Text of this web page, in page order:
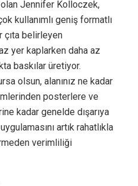
Jennifer Kolloczek,
kullanımlı geniş formatlı
çıta belirleyen
yer kaplarken daha az
baskılar üretiyor.
olsun, alanınız ne kadar
posterlere ve
kadar genelde dışarıya
artık rahatlıkla
verimliliği